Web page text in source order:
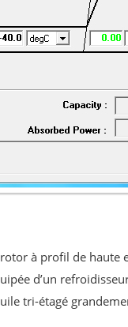
à profil de haute
d’un
tri-étagé